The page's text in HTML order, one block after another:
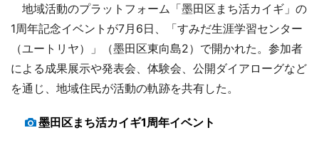
地域活動のプラットフォーム「墨田区まち活カイギ」の
1周年記念イベントが7月6日、「すみだ生涯学習センター
（ユートリヤ）」（墨田区東向島2）で開かれた。参加者
による成果展示や発表会、体験会、公開ダイアローグなど
を通じ、地域住民が活動の軌跡を共有した。
墨田区まち活カイギ1周年イベント